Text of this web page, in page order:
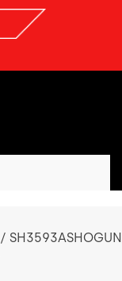
/ SH3593ASHOGUN